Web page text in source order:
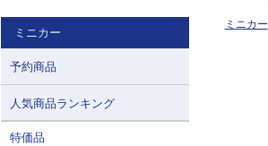
ミニカー
ミニカー
予約商品
人気商品ランキング
特価品